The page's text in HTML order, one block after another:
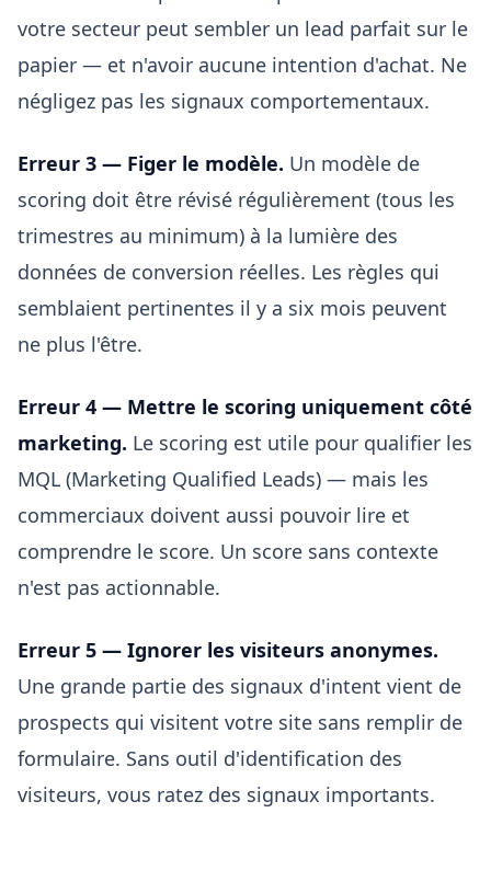
votre secteur peut sembler un lead parfait sur le
papier — et n'avoir aucune intention d'achat. Ne
négligez pas les signaux comportementaux.
Erreur 3 — Figer le modèle. Un modèle de
scoring doit être révisé régulièrement (tous les
trimestres au minimum) à la lumière des
données de conversion réelles. Les règles qui
semblaient pertinentes il y a six mois peuvent
ne plus l'être.
Erreur 4 — Mettre le scoring uniquement côté
marketing. Le scoring est utile pour qualifier les
MQL (Marketing Qualified Leads) — mais les
commerciaux doivent aussi pouvoir lire et
comprendre le score. Un score sans contexte
n'est pas actionnable.
Erreur 5 — Ignorer les visiteurs anonymes.
Une grande partie des signaux d'intent vient de
prospects qui visitent votre site sans remplir de
formulaire. Sans outil d'identification des
visiteurs, vous ratez des signaux importants.